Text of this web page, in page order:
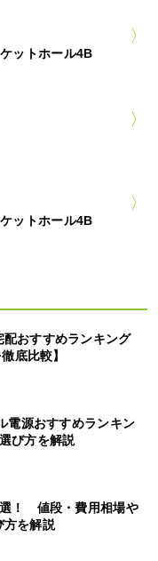
ットホール4B
ットホール4B
おすすめランキング
底比較】
電源おすすめランキン
び方を解説
！ 値段・費用相場や
方を解説